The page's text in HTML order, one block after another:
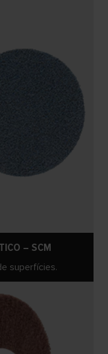
– SCM
superfícies.